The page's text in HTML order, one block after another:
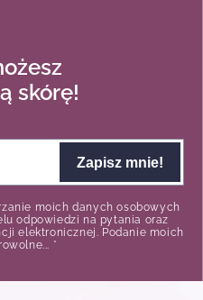
skórę!
Zapisz mnie!
moich danych osobowych
odpowiedzi na pytania oraz
elektronicznej. Podanie moich
*